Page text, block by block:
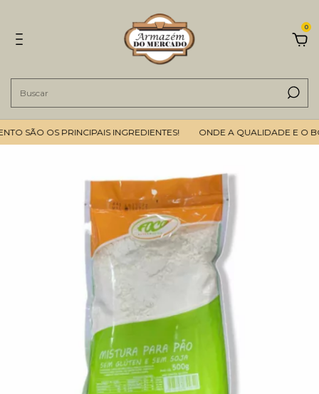
0
OS PRINCIPAIS INGREDIENTES! ONDE A QUALIDADE E O